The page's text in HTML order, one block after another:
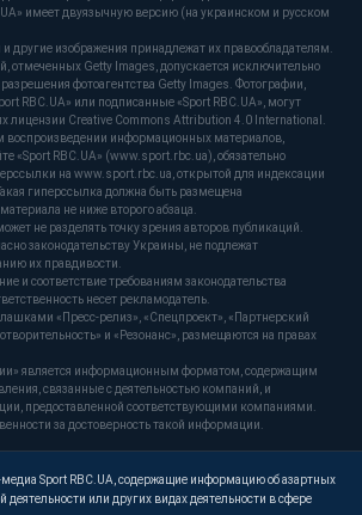
имеет двуязычную версию (на украинском и русском
другие изображения принадлежат их правообладателям.
отмеченных Getty Images, допускается исключительно
фотоагентства Getty Images. Фотографии,
RBC.UA» или подписанные «Sport RBC.UA», могут
лицензии Creative Commons Attribution 4.0 International.
воспроизведении информационных материалов,
«Sport RBC.UA» (www.sport.rbc.ua), обязательно
на www.sport.rbc.ua, открытой для индексации
гиперссылка должна быть размещена
не ниже второго абзаца.
не разделять точку зрения авторов публикаций.
законодательству Украины, не подлежат
их правдивости.
и соответствие требованиям законодательства
несет рекламодатель.
«Пресс-релиз», «Спецпроект», «Партнерский
и «Резонанс», размещаются на правах
является информационным форматом, содержащим
связанные с деятельностью компаний, и
предоставленной соответствующими компаниями.
за достоверность такой информации.
Sport RBC.UA, содержащие информацию об азартных
деятельности или других видах деятельности в сфере